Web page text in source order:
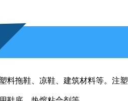
料拖鞋、凉鞋、建筑材料等。注塑